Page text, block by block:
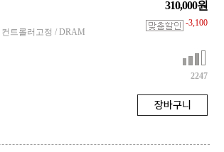
컨트롤러고정 / DRAM
310,000원
-3,100
2247